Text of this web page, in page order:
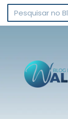
Pular
conteúdo